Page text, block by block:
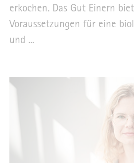
erkochen. Das Gut Einern
Voraussetzungen für eine
und ...